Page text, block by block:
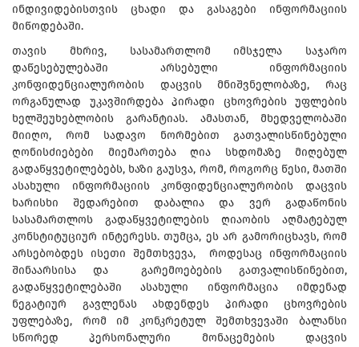
ინდივიდებისთვის ცხადი და გასაგები ინფორმაციის
მიწოდებაში.
თავის მხრივ, სასამართლომ იმსჯელა საჯარო
დაწესებულებაში არსებული ინფორმაციის
კონფიდენციალურობის დაცვის მნიშვნელობაზე, რაც
ორგანულად უკავშირდება პირადი ცხოვრების უფლების
ხელშეუხებლობის გარანტიას. ამასთან, მხედველობაში
მიიღო, რომ სადავო ნორმებით გათვალისწინებული
ღონისძიებები მიემართება ღია სხდომაზე მიღებულ
გადაწყვეტილებებს, ხაზი გაუსვა, რომ, როგორც წესი, მათში
ასახული ინფორმაციის კონფიდენციალურობის დაცვის
ხარისხი შედარებით დაბალია და ვერ გადაწონის
სასამართლოს გადაწყვეტილების ღიაობის აღმატებულ
კონსტიტუციურ ინტერესს. თუმცა, ეს არ გამორიცხავს, რომ
არსებობდეს ისეთი შემთხვევა, როდესაც ინფორმაციის
შინაარსისა და გარემოებების გათვალისწინებით,
გადაწყვეტილებაში ასახული ინფორმაცია იმდენად
ნეგატიურ გავლენას ახდენდეს პირადი ცხოვრების
უფლებაზე, რომ იმ კონკრეტულ შემთხვევაში ბალანსი
სწორედ პერსონალური მონაცემების დაცვის